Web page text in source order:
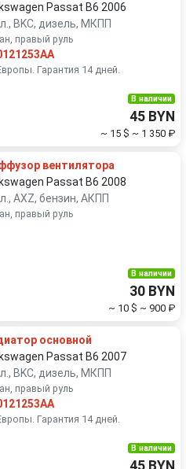
Passat B6 2006
BKC, дизель, МКПП
правый руль
Гарантия 14 дней.
В наличии
45 BYN
~ 15 $ ~ 1 350 ₽
вентилятора
Passat B6 2008
AXZ, бензин, АКПП
правый руль
В наличии
30 BYN
~ 10 $ ~ 900 ₽
основной
Passat B6 2007
BKC, дизель, МКПП
правый руль
Гарантия 14 дней.
В наличии
45 BYN